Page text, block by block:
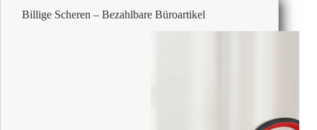
Billige Scheren – Bezahlbare Büroartikel